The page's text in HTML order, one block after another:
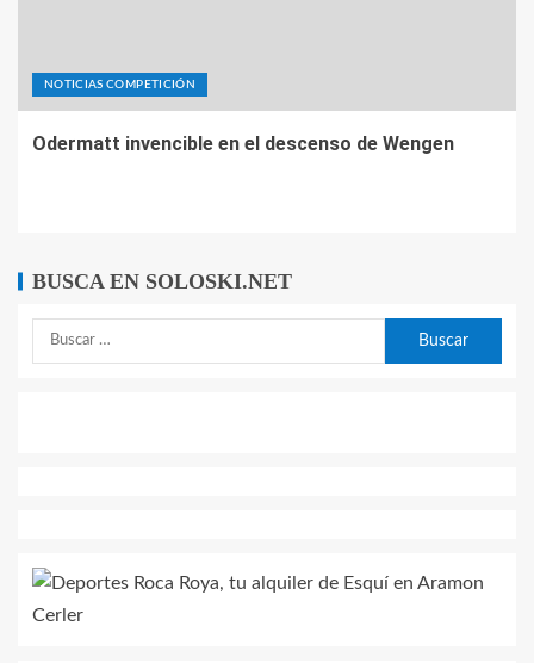
NOTICIAS COMPETICIÓN
Odermatt invencible en el descenso de Wengen
BUSCA EN SOLOSKI.NET